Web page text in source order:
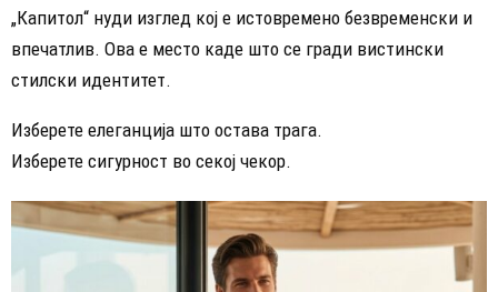
„Капитол“ нуди изглед кој е истовремено безвременски и
впечатлив. Ова е место каде што се гради вистински
стилски идентитет.
Изберете елеганција што остава трага.
Изберете сигурност во секој чекор.